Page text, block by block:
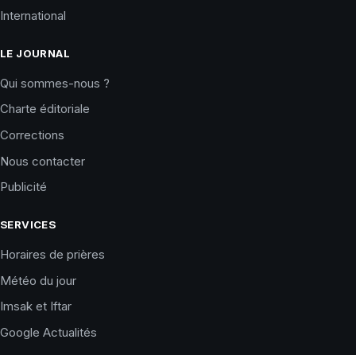
International
LE JOURNAL
Qui sommes-nous ?
Charte éditoriale
Corrections
Nous contacter
Publicité
SERVICES
Horaires de prières
Météo du jour
Imsak et Iftar
Google Actualités